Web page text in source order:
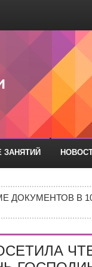
ЗАНЯТИЙ
ДОКУМЕНТОВ В
ЧАЩЕ ВЫБИРАЮТ